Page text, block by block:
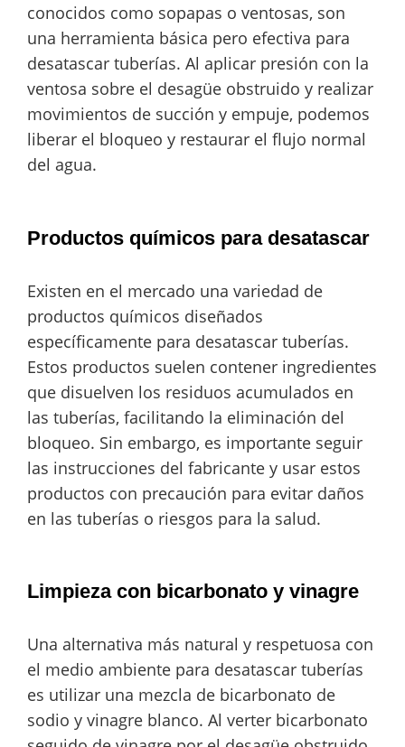
conocidos como sopapas o ventosas, son
una herramienta básica pero efectiva para
desatascar tuberías. Al aplicar presión con la
ventosa sobre el desagüe obstruido y realizar
movimientos de succión y empuje, podemos
liberar el bloqueo y restaurar el flujo normal
del agua.
Productos químicos para desatascar
Existen en el mercado una variedad de
productos químicos diseñados
específicamente para desatascar tuberías.
Estos productos suelen contener ingredientes
que disuelven los residuos acumulados en
las tuberías, facilitando la eliminación del
bloqueo. Sin embargo, es importante seguir
las instrucciones del fabricante y usar estos
productos con precaución para evitar daños
en las tuberías o riesgos para la salud.
Limpieza con bicarbonato y vinagre
Una alternativa más natural y respetuosa con
el medio ambiente para desatascar tuberías
es utilizar una mezcla de bicarbonato de
sodio y vinagre blanco. Al verter bicarbonato